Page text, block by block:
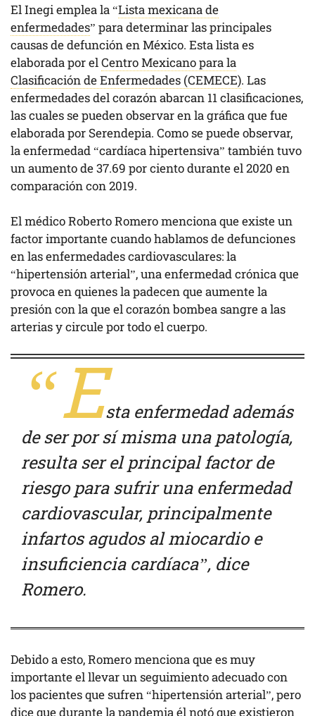
El Inegi emplea la “Lista mexicana de
enfermedades” para determinar las principales
causas de defunción en México. Esta lista es
elaborada por elCentro Mexicano para la
Clasificación de Enfermedades (CEMECE). Las
enfermedades del corazón abarcan 11 clasificaciones,
las cuales se pueden observar en la gráfica que fue
elaborada por Serendepia. Como se puede observar,
la enfermedad “cardíaca hipertensiva” también tuvo
un aumento de 37.69 por ciento durante el 2020 en
comparación con 2019.
El médico Roberto Romero menciona que existe un
factor importante cuando hablamos de defunciones
en las enfermedades cardiovasculares: la
“hipertensión arterial”, una enfermedad crónica que
provoca en quienes la padecen que aumente la
presión con la que el corazón bombea sangre a las
arterias y circule por todo el cuerpo.
“Esta enfermedad además
de ser por sí misma una patología,
resulta ser el principal factor de
riesgo para sufrir una enfermedad
cardiovascular, principalmente
infartos agudos al miocardio e
insuficiencia cardíaca”, dice
Romero.
Debido a esto, Romero menciona que es muy
importante el llevar un seguimiento adecuado con
los pacientes que sufren “hipertensión arterial”, pero
dice que durante la pandemia él notó que existieron